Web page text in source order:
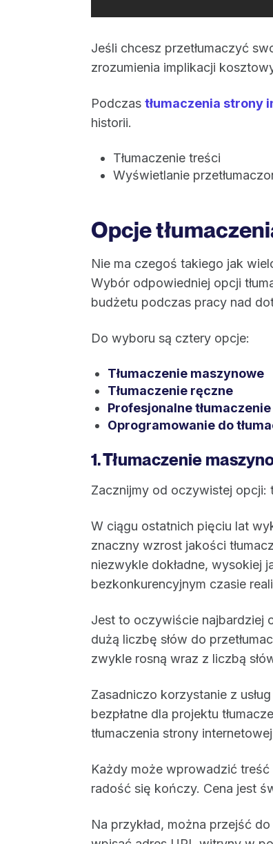
Jeśli chcesz przetłumaczyć
zrozumienia implikacji
Podczas tłumaczenia strony
historii.
Tłumaczenie treści
Wyświetlanie
Opcje
Nie ma czegoś takiego jak
Wybór odpowiedniej opcji
budżetu podczas pracy nad
Do wyboru są cztery opcje:
Tłumaczenie maszynowe
Tłumaczenie ręczne
Profesjonalne tłumaczenie
Oprogramowanie do
1. Tłumaczenie
Zacznijmy od oczywistej opcji:
W ciągu ostatnich pięciu lat
znaczny wzrost jakości
niezwykle dokładne, wysokiej
bezkonkurencyjnym czasie
Jest to oczywiście najbardziej
dużą liczbę słów do
zwykle rosną wraz z liczbą
Zasadniczo korzystanie z
bezpłatne dla projektu
tłumaczenia strony
Każdy może wprowadzić treść
radość się kończy. Cena jest
Na przykład, można przejść